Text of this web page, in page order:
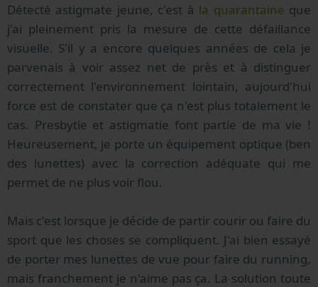
Détecté astigmate jeune, c'est à la quarantaine que
j'ai pleinement pris la mesure de cette défaillance
visuelle. S'il y a encore quelques années de cela je
parvenais à voir assez net de près et à distinguer
correctement l'environnement lointain, aujourd'hui
force est de constater que ça n'est plus totalement le
cas. Presbytie et astigmatie font partie de ma vie !
Heureusement, je porte un équipement optique (ben
des lunettes) avec la correction adéquate qui me
permet de ne plus voir flou.
Mais c'est lorsque je décide de partir courir ou faire du
sport que les choses se compliquent. J'ai bien essayé
de porter mes lunettes de vue pour faire du running,
mais franchement je n'aime pas ça. La solution toute